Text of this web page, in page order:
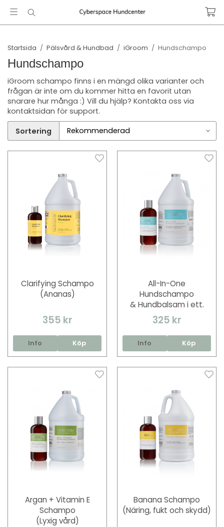
Startsida / Pälsvård & Hundbad / iGroom / Hundschampo
Hundschampo
iGroom schampo finns i en mängd olika varianter och
frågan är inte om du kommer hitta en favorit utan
snarare hur många :) Vill du hjälp? Kontakta oss via
kontaktsidan för support.
Sortering
Clarifying Schampo
(Ananas)
355 kr
Info Köp
All-In-One
Hundschampo
& Hundbalsam i ett.
325 kr
Info Köp
Argan + Vitamin E
Schampo
(Lyxig vård)
Banana Schampo
(Näring, fukt och skydd)